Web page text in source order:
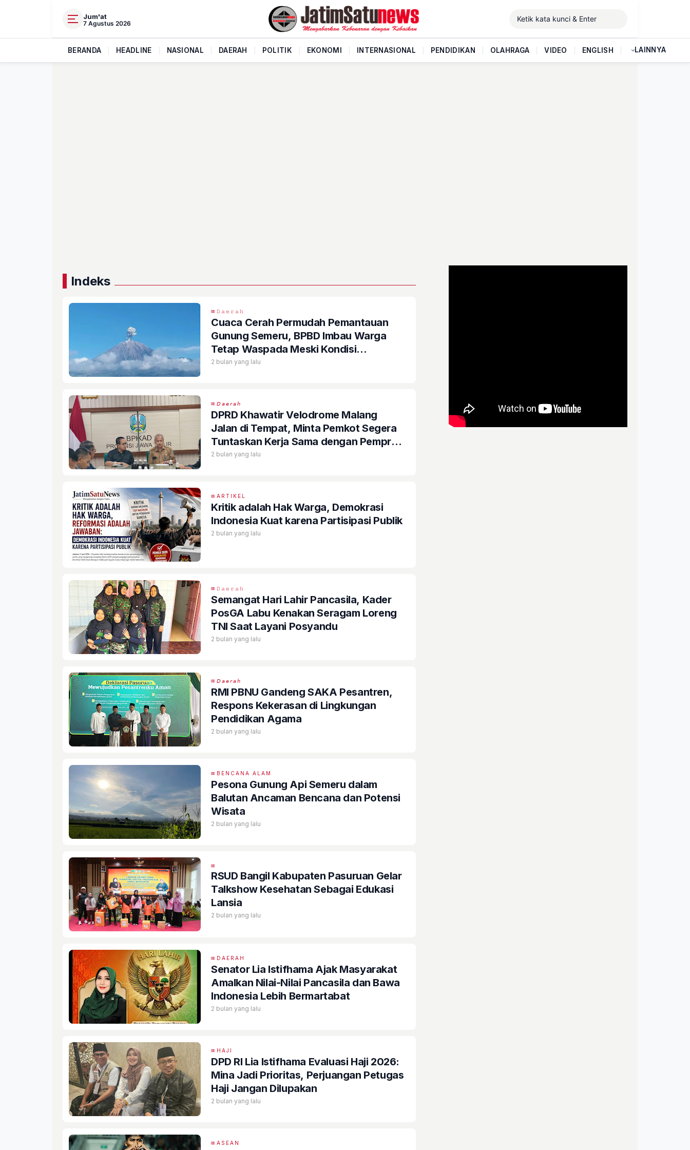
Jum'at
7 Agustus 2026
BERANDA HEADLINE NASIONAL DAERAH POLITIK EKONOMI INTERNASIONAL PENDIDIKAN OLAHRAGA VIDEO ENGLISH LAINNYA
Indeks
𝙳𝚊𝚎𝚛𝚊𝚑
Cuaca Cerah Permudah Pemantauan
Gunung Semeru, BPBD Imbau Warga
Tetap Waspada Meski Kondisi
Terkendali
2 bulan yang lalu
𝘋𝘢𝘦𝘳𝘢𝘩
DPRD Khawatir Velodrome Malang
Jalan di Tempat, Minta Pemkot Segera
Tuntaskan Kerja Sama dengan Pemprov
Jatim
2 bulan yang lalu
ARTIKEL
Kritik adalah Hak Warga, Demokrasi
Indonesia Kuat karena Partisipasi Publik
2 bulan yang lalu
𝙳𝚊𝚎𝚛𝚊𝚑
Semangat Hari Lahir Pancasila, Kader
PosGA Labu Kenakan Seragam Loreng
TNI Saat Layani Posyandu
2 bulan yang lalu
𝘋𝘢𝘦𝘳𝘢𝘩
RMI PBNU Gandeng SAKA Pesantren,
Respons Kekerasan di Lingkungan
Pendidikan Agama
2 bulan yang lalu
BENCANA ALAM
Pesona Gunung Api Semeru dalam
Balutan Ancaman Bencana dan Potensi
Wisata
2 bulan yang lalu
RSUD Bangil Kabupaten Pasuruan Gelar
Talkshow Kesehatan Sebagai Edukasi
Lansia
2 bulan yang lalu
DAERAH
Senator Lia Istifhama Ajak Masyarakat
Amalkan Nilai-Nilai Pancasila dan Bawa
Indonesia Lebih Bermartabat
2 bulan yang lalu
HAJI
DPD RI Lia Istifhama Evaluasi Haji 2026:
Mina Jadi Prioritas, Perjuangan Petugas
Haji Jangan Dilupakan
2 bulan yang lalu
ASEAN